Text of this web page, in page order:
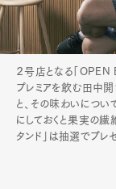
２号店となる「OPEN
プレミアを飲む田中開
と、その味わいについ
にしておくと果実の繊
タンド」は抽選でプレ